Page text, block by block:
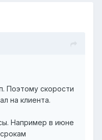
Поэтому скорости
на клиента.
Например в июне